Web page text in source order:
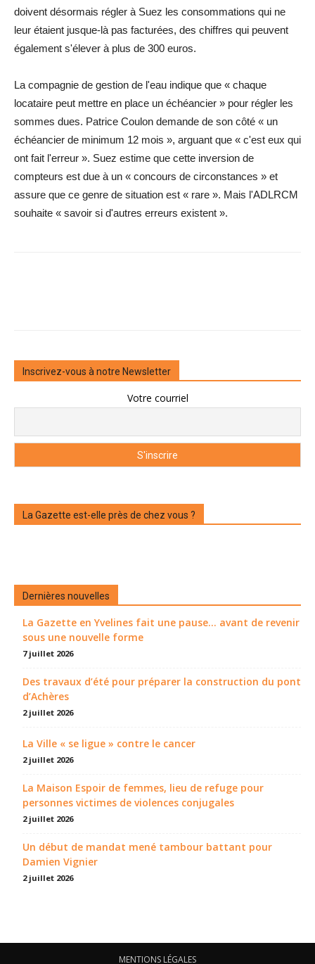
doivent désormais régler à Suez les consommations qui ne
leur étaient jusque-là pas facturées, des chiffres qui peuvent
également s'élever à plus de 300 euros.
La compagnie de gestion de l'eau indique que « chaque
locataire peut mettre en place un échéancier » pour régler les
sommes dues. Patrice Coulon demande de son côté « un
échéancier de minimum 12 mois », arguant que « c'est eux qui
ont fait l'erreur ». Suez estime que cette inversion de
compteurs est due à un « concours de circonstances » et
assure que ce genre de situation est « rare ». Mais l'ADLRCM
souhaite « savoir si d'autres erreurs existent ».
Inscrivez-vous à notre Newsletter
Votre courriel
La Gazette est-elle près de chez vous ?
Dernières nouvelles
La Gazette en Yvelines fait une pause... avant de revenir
sous une nouvelle forme
7 juillet 2026
Des travaux d’été pour préparer la construction du pont
d’Achères
2 juillet 2026
La Ville « se ligue » contre le cancer
2 juillet 2026
La Maison Espoir de femmes, lieu de refuge pour
personnes victimes de violences conjugales
2 juillet 2026
Un début de mandat mené tambour battant pour
Damien Vignier
2 juillet 2026
MENTIONS LÉGALES